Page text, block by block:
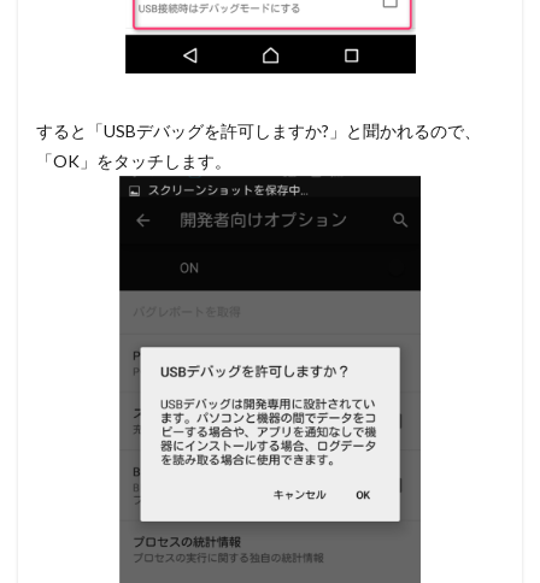
すると「USBデバッグを許可しますか?」と聞かれるので、
「OK」をタッチします。